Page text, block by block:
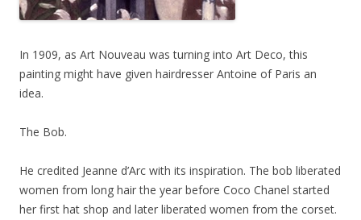
In 1909, as Art Nouveau was turning into Art Deco, this
painting might have given hairdresser Antoine of Paris an
idea.
The Bob.
He credited Jeanne d’Arc with its inspiration. The bob liberated
women from long hair the year before Coco Chanel started
her first hat shop and later liberated women from the corset.